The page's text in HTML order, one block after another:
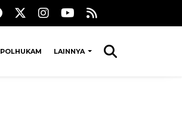
POLHUKAM LAINNYA